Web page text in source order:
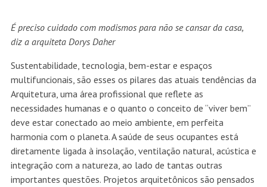
É preciso cuidado com modismos para não se cansar da casa,
diz a arquiteta Dorys Daher
Sustentabilidade, tecnologia, bem-estar e espaços
multifuncionais, são esses os pilares das atuais tendências da
Arquitetura, uma área profissional que reflete as
necessidades humanas e o quanto o conceito de “viver bem”
deve estar conectado ao meio ambiente, em perfeita
harmonia com o planeta. A saúde de seus ocupantes está
diretamente ligada à insolação, ventilação natural, acústica e
integração com a natureza, ao lado de tantas outras
importantes questões. Projetos arquitetônicos são pensados